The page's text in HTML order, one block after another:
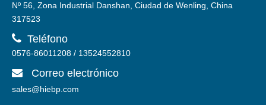
Nº 56, Zona Industrial Danshan, Ciudad de Wenling, China
317523
 Teléfono
0576-86011208 / 13524552810
 Correo electrónico
sales@hiebp.com